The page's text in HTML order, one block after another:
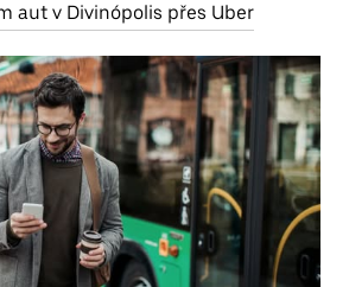
aut v Divinópolis přes Uber